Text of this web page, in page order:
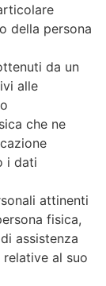
della persona
da un
alle
che ne
i dati
attinenti
fisica,
assistenza
al suo